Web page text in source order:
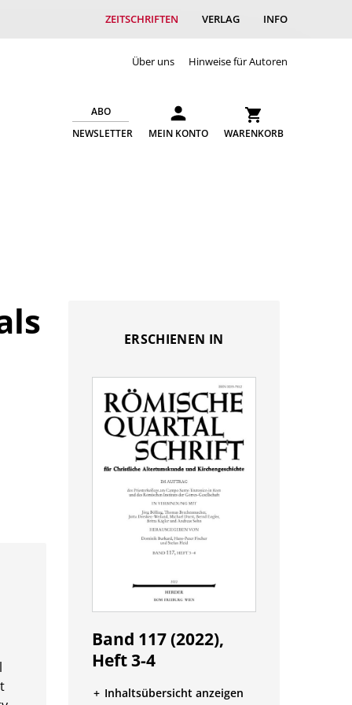
ZEITSCHRIFTEN VERLAG INFO
Über uns Hinweise für Autoren
ABO
NEWSLETTER
MEIN KONTO WARENKORB
ERSCHIENEN IN
Band 117 (2022),
Heft 3-4
Inhaltsübersicht anzeigen